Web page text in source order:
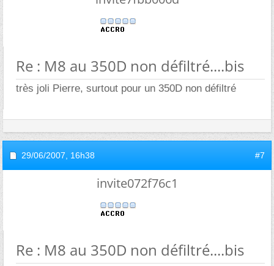
Re : M8 au 350D non défiltré....bis
très joli Pierre, surtout pour un 350D non défiltré
29/06/2007, 16h38 #7
invite072f76c1
Re : M8 au 350D non défiltré....bis